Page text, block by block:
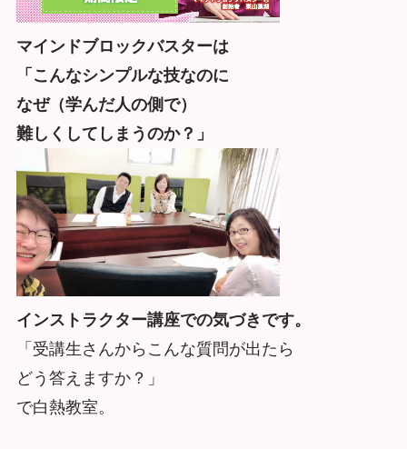
マインドブロックバスターは
「こんなシンプルな技なのに
なぜ（学んだ人の側で）
難しくしてしまうのか？」
インストラクター講座での気づきです。
「受講生さんからこんな質問が出たら
どう答えますか？」
で白熱教室。